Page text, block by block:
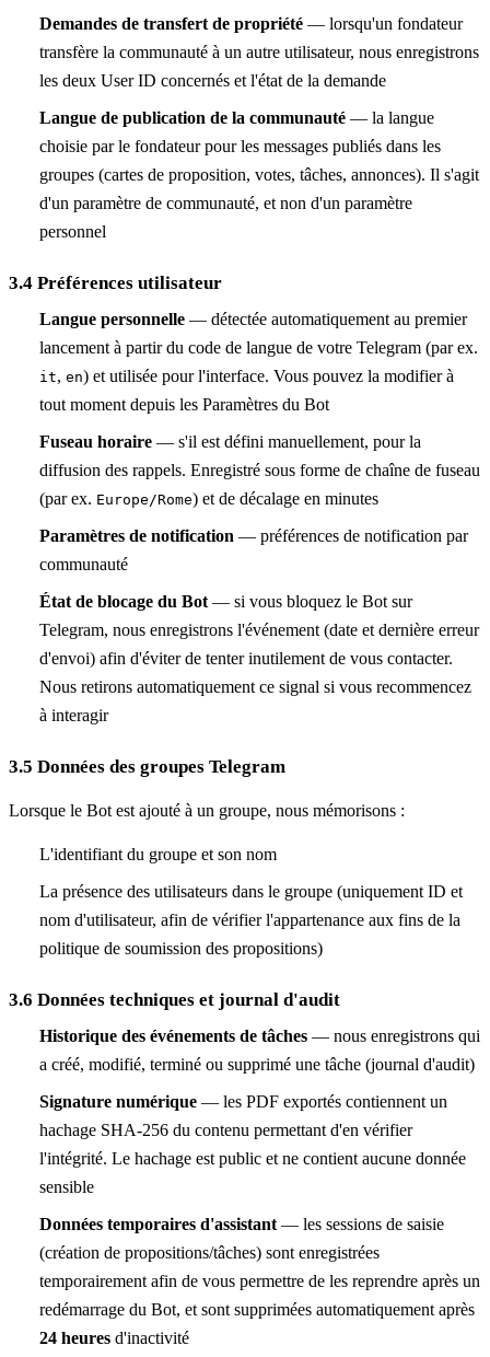
Demandes de transfert de propriété — lorsqu'un fondateur
transfère la communauté à un autre utilisateur, nous enregistrons
les deux User ID concernés et l'état de la demande
Langue de publication de la communauté — la langue
choisie par le fondateur pour les messages publiés dans les
groupes (cartes de proposition, votes, tâches, annonces). Il s'agit
d'un paramètre de communauté, et non d'un paramètre
personnel
3.4 Préférences utilisateur
Langue personnelle — détectée automatiquement au premier
lancement à partir du code de langue de votre Telegram (par ex.
it, en) et utilisée pour l'interface. Vous pouvez la modifier à
tout moment depuis les Paramètres du Bot
Fuseau horaire — s'il est défini manuellement, pour la
diffusion des rappels. Enregistré sous forme de chaîne de fuseau
(par ex. Europe/Rome) et de décalage en minutes
Paramètres de notification — préférences de notification par
communauté
État de blocage du Bot — si vous bloquez le Bot sur
Telegram, nous enregistrons l'événement (date et dernière erreur
d'envoi) afin d'éviter de tenter inutilement de vous contacter.
Nous retirons automatiquement ce signal si vous recommencez
à interagir
3.5 Données des groupes Telegram
Lorsque le Bot est ajouté à un groupe, nous mémorisons :
L'identifiant du groupe et son nom
La présence des utilisateurs dans le groupe (uniquement ID et
nom d'utilisateur, afin de vérifier l'appartenance aux fins de la
politique de soumission des propositions)
3.6 Données techniques et journal d'audit
Historique des événements de tâches — nous enregistrons qui
a créé, modifié, terminé ou supprimé une tâche (journal d'audit)
Signature numérique — les PDF exportés contiennent un
hachage SHA-256 du contenu permettant d'en vérifier
l'intégrité. Le hachage est public et ne contient aucune donnée
sensible
Données temporaires d'assistant — les sessions de saisie
(création de propositions/tâches) sont enregistrées
temporairement afin de vous permettre de les reprendre après un
redémarrage du Bot, et sont supprimées automatiquement après
24 heures d'inactivité